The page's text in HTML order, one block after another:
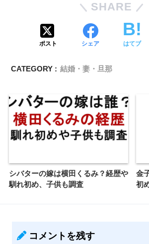
SHARE
ポスト シェア はてブ
CATEGORY : 結婚・妻・旦那
シバターの嫁は横田くるみ？経歴や
馴れ初め、子供も調査
金
初
コメントを残す